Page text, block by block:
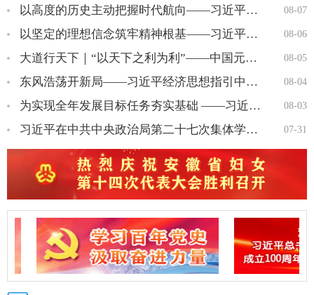
08-07
以高度的历史主动把握时代航向——习近平党建思想理论品格系列述…
08-06
以坚定的理想信念筑牢精神根基——习近平党建思想理论品格系列述…
08-05
大道行天下｜“以天下之利为利”——中国元首外交的世界情怀与大…
08-04
东风浩荡开新局——习近平经济思想指引中国经济高质量发展行稳致…
08-03
为实现全年发展目标任务夯实基础 ——习近平总书记引领“十五五…
07-31
习近平在中共中央政治局第二十七次集体学习时强调 强化政治引领 …